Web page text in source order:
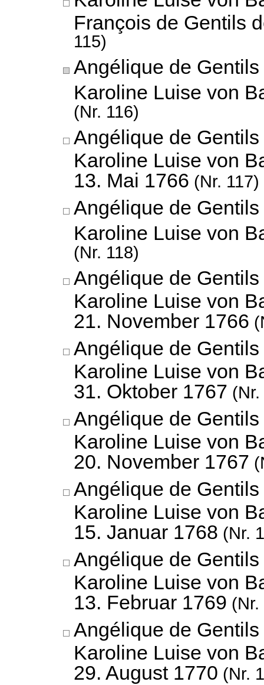
François de Gentils
115)
Angélique de
Karoline Luise von
(Nr. 116)
Angélique de
Karoline Luise von
13. Mai 1766 (Nr. 117)
Angélique de
Karoline Luise von
(Nr. 118)
Angélique de
Karoline Luise von
21. November 1766
Angélique de
Karoline Luise von
31. Oktober 1767
Angélique de
Karoline Luise von
20. November 1767
Angélique de
Karoline Luise von
15. Januar 1768 (Nr.
Angélique de
Karoline Luise von
13. Februar 1769
Angélique de
Karoline Luise von
29. August 1770 (Nr.